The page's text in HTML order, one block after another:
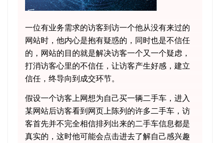
一位有业务需求的访客到访一个他从没有来过的
网站时，他内心是抱有疑惑的，同时也是不信任
的，网站的目的就是解决访客一个又一个疑虑，
打消访客心里的不信任，让访客产生好感，建立
信任，终导向到成交环节。
假设一个访客上网想为自己买一辆二手车，进入
某网站后访客看到网页上陈列的许多二手车，访
客首先并不完全相信排列出来的二手车信息都是
真实的，这时他可能会点击进去了解自己感兴趣